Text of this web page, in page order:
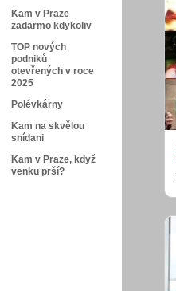
Kam v Praze
zadarmo kdykoliv
TOP nových
podniků
otevřených v roce
2025
Polévkárny
Kam na skvělou
snídani
Kam v Praze, když
venku prší?